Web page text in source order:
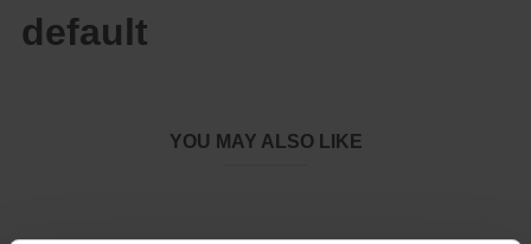
default
YOU MAY ALSO LIKE